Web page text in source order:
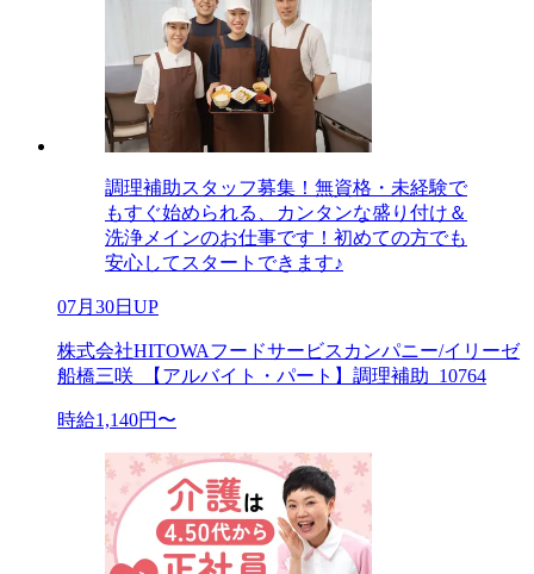
調理補助スタッフ募集！無資格・未経験で
もすぐ始められる、カンタンな盛り付け＆
洗浄メインのお仕事です！初めての方でも
安心してスタートできます♪
07月30日UP
株式会社HITOWAフードサービスカンパニー/イリーゼ
船橋三咲_【アルバイト・パート】調理補助_10764
時給1,140円〜